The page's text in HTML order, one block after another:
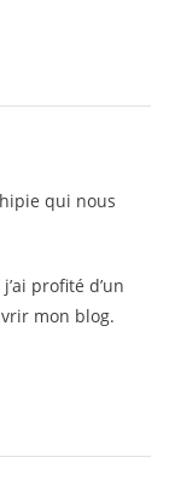
qui nous
profité d’un
mon blog.